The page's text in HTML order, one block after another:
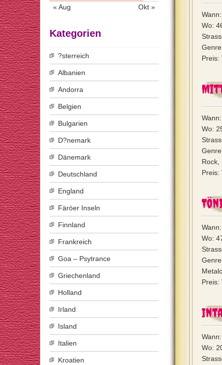
Wo:
Preis:
Wo:
Rock,
Preis:
Wo:
Preis:
Wo:
« Aug Okt »
Kategorien
?sterreich
Albanien
Andorra
Belgien
Bulgarien
D?nemark
Dänemark
Deutschland
England
Färöer Inseln
Finnland
Frankreich
Goa – Psytrance
Griechenland
Holland
Irland
Island
Italien
Kroatien